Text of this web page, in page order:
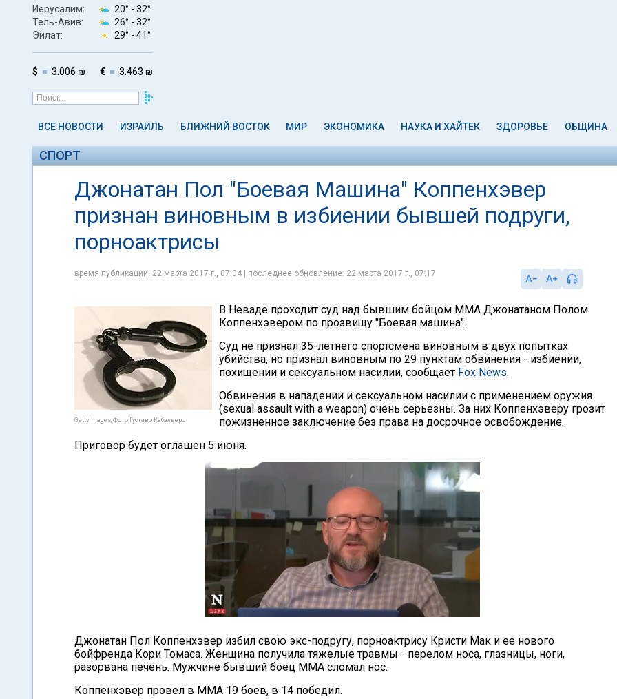
Иерусалим: 20° - 32°
Тель-Авив:
26° - 32°
Эйлат:
29° - 41°
$ 3.006 ₪ € 3.463 ₪
ВСЕ НОВОСТИ ИЗРАИЛЬ БЛИЖНИЙ ВОСТОК МИР ЭКОНОМИКА НАУКА И ХАЙТЕК ЗДОРОВЬЕ ОБЩИНА
СПОРТ
Джонатан Пол "Боевая Машина" Коппенхэвер
признан виновным в избиении бывшей подруги,
порноактрисы
время публикации: 22 марта 2017 г., 07:04 | последнее обновление: 22 марта 2017 г., 07:17
GettyImages, Фото Густаво Кабальеро
В Неваде проходит суд над бывшим бойцом ММА Джонатаном Полом
Коппенхэвером по прозвищу "Боевая машина".
Суд не признал 35-летнего спортсмена виновным в двух попытках
убийства, но признал виновным по 29 пунктам обвинения - избиении,
похищении и сексуальном насилии, сообщает Fox News.
Обвинения в нападении и сексуальном насилии с применением оружия
(sexual assault with a weapon) очень серьезны. За них Коппенхэверу грозит
пожизненное заключение без права на досрочное освобождение.
Приговор будет оглашен 5 июня.
Джонатан Пол Коппенхэвер избил свою экс-подругу, порноактрису Кристи Мак и ее нового
бойфренда Кори Томаса. Женщина получила тяжелые травмы - перелом носа, глазницы, ноги,
разорвана печень. Мужчине бывший боец ММА сломал нос.
Коппенхэвер провел в ММА 19 боев, в 14 победил.